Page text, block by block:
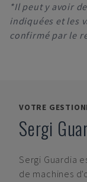
*Il peut y avoir
indiquées et les
confirmé par le
VOTRE
Sergi
Sergi Guardia
de machines